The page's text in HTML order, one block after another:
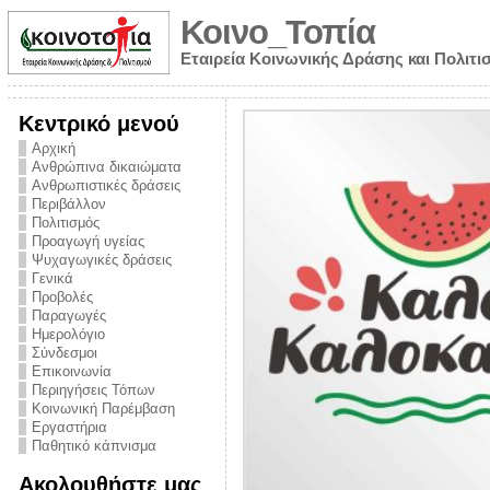
Κοινο_Τοπία
Εταιρεία Κοινωνικής Δράσης και
Κεντρικό μενού
Αρχική
Ανθρώπινα δικαιώματα
Ανθρωπιστικές δράσεις
Περιβάλλον
Πολιτισμός
Προαγωγή υγείας
Ψυχαγωγικές δράσεις
Γενικά
Προβολές
Παραγωγές
Ημερολόγιο
Σύνδεσμοι
Επικοινωνία
Περιηγήσεις Τόπων
Κοινωνική Παρέμβαση
Εργαστήρια
Παθητικό κάπνισμα
Ακολουθήστε μας
από την
την ημέρα
και
στο
Πρόληψης